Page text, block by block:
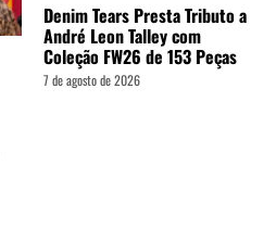
Denim Tears Presta Tributo a
André Leon Talley com
Coleção FW26 de 153 Peças
7 de agosto de 2026